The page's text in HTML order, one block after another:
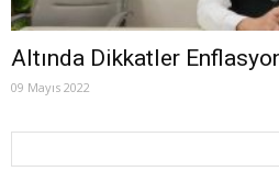
Altında Dikkatler
09 Mayıs 2022